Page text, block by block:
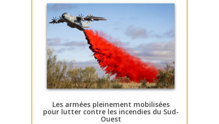
Les armées pleinement mobilisées
pour lutter contre les incendies du Sud-
Ouest